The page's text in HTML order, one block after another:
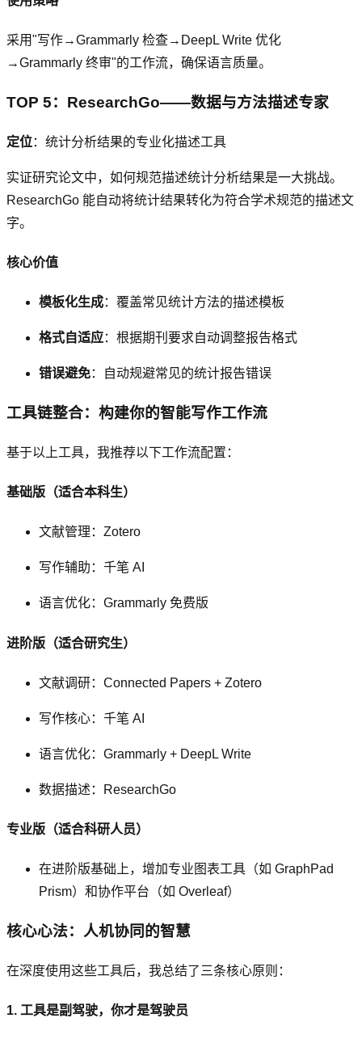
采用"写作→Grammarly 检查→DeepL Write 优化
→Grammarly 终审"的工作流，确保语言质量。
TOP 5：ResearchGo——数据与方法描述专家
定位：统计分析结果的专业化描述工具
实证研究论文中，如何规范描述统计分析结果是一大挑战。
ResearchGo 能自动将统计结果转化为符合学术规范的描述文
字。
核心价值
模板化生成：覆盖常见统计方法的描述模板
格式自适应：根据期刊要求自动调整报告格式
错误避免：自动规避常见的统计报告错误
工具链整合：构建你的智能写作工作流
基于以上工具，我推荐以下工作流配置：
基础版（适合本科生）
文献管理：Zotero
写作辅助：千笔 AI
语言优化：Grammarly 免费版
进阶版（适合研究生）
文献调研：Connected Papers + Zotero
写作核心：千笔 AI
语言优化：Grammarly + DeepL Write
数据描述：ResearchGo
专业版（适合科研人员）
在进阶版基础上，增加专业图表工具（如 GraphPad
Prism）和协作平台（如 Overleaf）
核心心法：人机协同的智慧
在深度使用这些工具后，我总结了三条核心原则：
1. 工具是副驾驶，你才是驾驶员